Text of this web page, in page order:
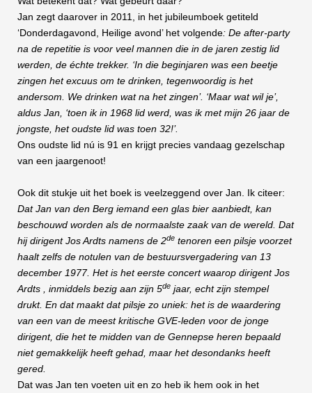
Jan zegt daarover in 2011, in het jubileumboek getiteld
‘Donderdagavond, Heilige avond’ het volgende: De after-party
na de repetitie is voor veel mannen die in de jaren zestig lid
werden, de échte trekker. ‘In die beginjaren was een beetje
zingen het excuus om te drinken, tegenwoordig is het
andersom. We drinken wat na het zingen’. ‘Maar wat wil je’,
aldus Jan, ‘toen ik in 1968 lid werd, was ik met mijn 26 jaar de
jongste, het oudste lid was toen 32!’.
Ons oudste lid nú is 91 en krijgt precies vandaag gezelschap
van een jaargenoot!
Ook dit stukje uit het boek is veelzeggend over Jan. Ik citeer:
Dat Jan van den Berg iemand een glas bier aanbiedt, kan
beschouwd worden als de normaalste zaak van de wereld. Dat
hij dirigent Jos Ardts namens de 2de tenoren een pilsje voorzet
haalt zelfs de notulen van de bestuursvergadering van 13
december 1977. Het is het eerste concert waarop dirigent Jos
Ardts , inmiddels bezig aan zijn 5de jaar, echt zijn stempel
drukt. En dat maakt dat pilsje zo uniek: het is de waardering
van een van de meest kritische GVE-leden voor de jonge
dirigent, die het te midden van de Gennepse heren bepaald
niet gemakkelijk heeft gehad, maar het desondanks heeft
gered.
Dat was Jan ten voeten uit en zo heb ik hem ook in het